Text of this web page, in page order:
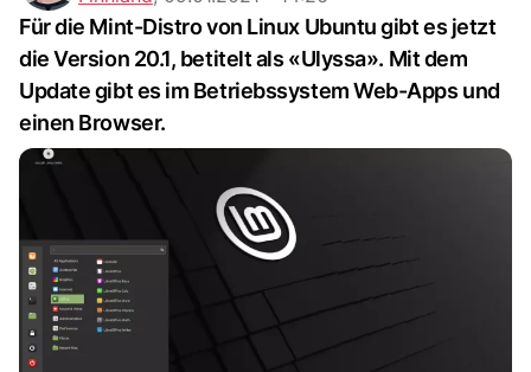
Für die Mint-Distro von Linux Ubuntu gibt es jetzt
die Version 20.1, betitelt als «Ulyssa». Mit dem
Update gibt es im Betriebssystem Web-Apps und
einen Browser.